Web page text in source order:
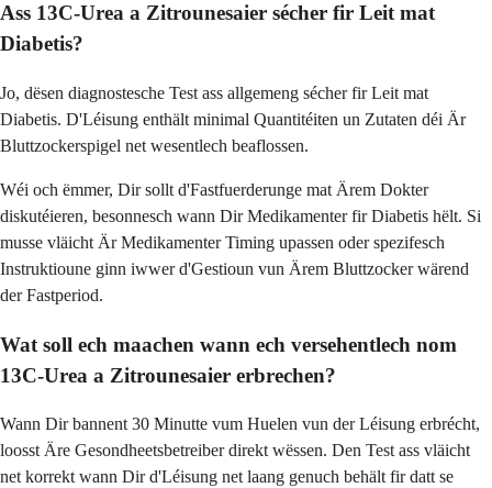
Ass 13C-Urea a Zitrounesaier sécher fir Leit mat
Diabetis?
Jo, dësen diagnostesche Test ass allgemeng sécher fir Leit mat
Diabetis. D'Léisung enthält minimal Quantitéiten un Zutaten déi Är
Bluttzockerspigel net wesentlech beaflossen.
Wéi och ëmmer, Dir sollt d'Fastfuerderunge mat Ärem Dokter
diskutéieren, besonnesch wann Dir Medikamenter fir Diabetis hëlt. Si
musse vläicht Är Medikamenter Timing upassen oder spezifesch
Instruktioune ginn iwwer d'Gestioun vun Ärem Bluttzocker wärend
der Fastperiod.
Wat soll ech maachen wann ech versehentlech nom
13C-Urea a Zitrounesaier erbrechen?
Wann Dir bannent 30 Minutte vum Huelen vun der Léisung erbrécht,
loosst Äre Gesondheetsbetreiber direkt wëssen. Den Test ass vläicht
net korrekt wann Dir d'Léisung net laang genuch behält fir datt se